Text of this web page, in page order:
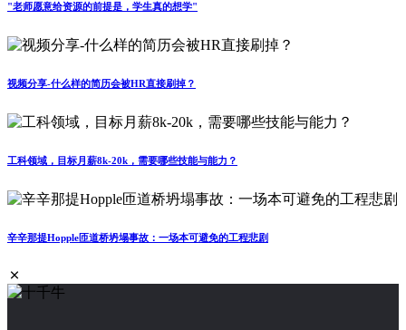
"老师愿意给资源的前提是，学生真的想学"
视频分享-什么样的简历会被HR直接刷掉？
工科领域，目标月薪8k-20k，需要哪些技能与能力？
辛辛那提Hopple匝道桥坍塌事故：一场本可避免的工程悲剧